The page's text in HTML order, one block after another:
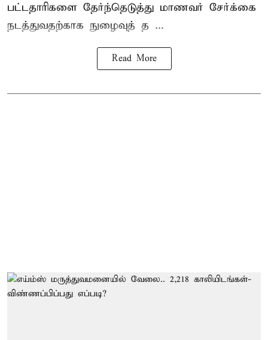
பட்டதாரிகளை தேர்ந்தெடுத்து மாணவர் சேர்க்கை
நடத்துவதற்காக நுழைவுத் த ...
Read More